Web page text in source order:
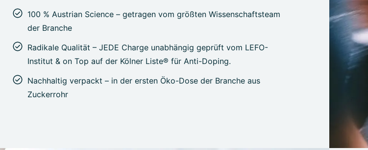
100 % Austrian Science – getragen vom größten Wissenschaftsteam
der Branche
Radikale Qualität – JEDE Charge unabhängig geprüft vom LEFO-
Institut & on Top auf der Kölner Liste® für Anti-Doping.
Nachhaltig verpackt – in der ersten Öko-Dose der Branche aus
Zuckerrohr